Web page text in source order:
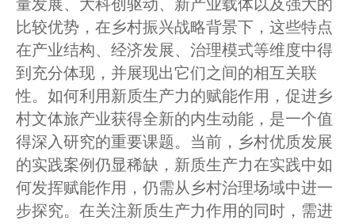
比较优势，在乡村振兴战略背景下，这些特点
在产业结构、经济发展、治理模式等维度中得
到充分体现，并展现出它们之间的相互关联
性。如何利用新质生产力的赋能作用，促进乡
村文体旅产业获得全新的内生动能，是一个值
得深入研究的重要课题。当前，乡村优质发展
的实践案例仍显稀缺，新质生产力在实践中如
何发挥赋能作用，仍需从乡村治理场域中进一
步探究。在关注新质生产力作用的同时，需进